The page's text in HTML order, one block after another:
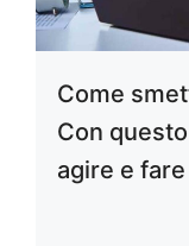
Come
Con
agire e